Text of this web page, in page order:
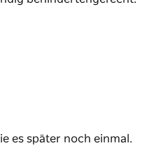
12,5 m langes, beheiztes
Das Hydrotherapiebecken
es später noch einmal.